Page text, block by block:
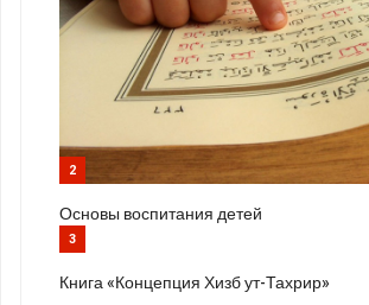
2
Основы воспитания детей
3
Книга «Концепция Хизб ут-Тахрир»